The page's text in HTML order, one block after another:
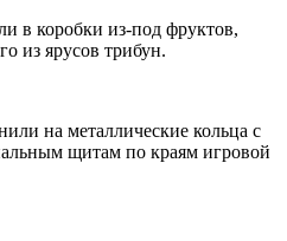
в коробки из-под фруктов,
из ярусов трибун.
на металлические кольца с
щитам по краям игровой